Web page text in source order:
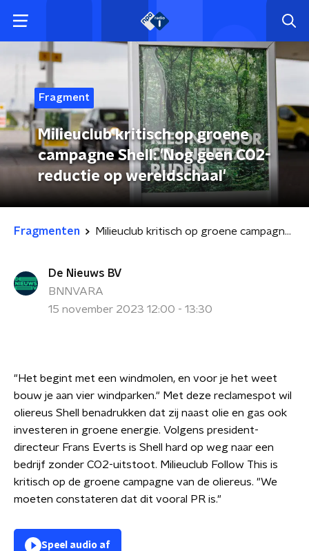
Fragment
Milieuclub kritisch op groene
campagne Shell: 'Nog geen CO2-
reductie op wereldschaal'
Fragmenten Milieuclub kritisch op groene campagne Shell: 'Nog geen CO2-reductie op wereldschaal'
De Nieuws BV
BNNVARA
15 november 2023 12:00 - 13:30
"Het begint met een windmolen, en voor je het weet
bouw je aan vier windparken." Met deze reclamespot wil
oliereus Shell benadrukken dat zij naast olie en gas ook
investeren in groene energie. Volgens president-
directeur Frans Everts is Shell hard op weg naar een
bedrijf zonder CO2-uitstoot. Milieuclub Follow This is
kritisch op de groene campagne van de oliereus. "We
moeten constateren dat dit vooral PR is."
Speel audio af